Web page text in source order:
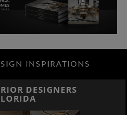
INSPIRATIONS
DESIGNERS